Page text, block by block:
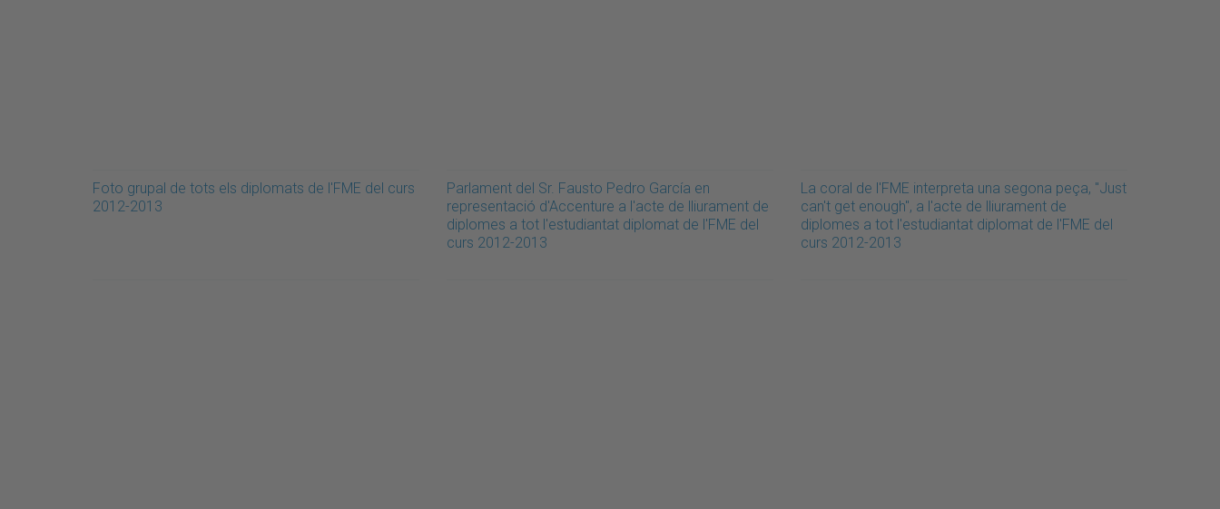
Foto grupal de tots els diplomats de l'FME del curs
2012-2013
Parlament del Sr. Fausto Pedro García en
representació d'Accenture a l'acte de lliurament de
diplomes a tot l'estudiantat diplomat de l'FME del
curs 2012-2013
La coral de l'FME interpreta una segona peça, "Just
can't get enough", a l'acte de lliurament de
diplomes a tot l'estudiantat diplomat de l'FME del
curs 2012-2013